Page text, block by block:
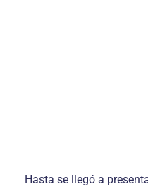
Hasta se llegó a